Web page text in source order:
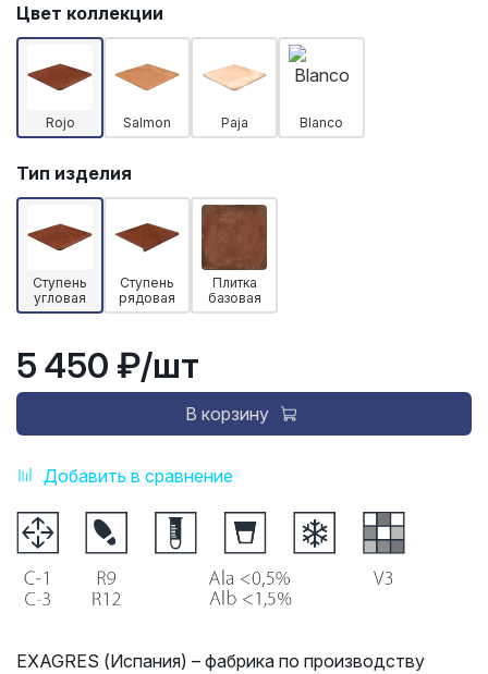
Добавить в сравнение
Цвет коллекции
Rojo Salmon Paja Blanco
Тип изделия
Ступень
угловая
Ступень
рядовая
Плитка
базовая
5 450 ₽/шт
В корзину
EXAGRES (Испания) – фабрика по производству